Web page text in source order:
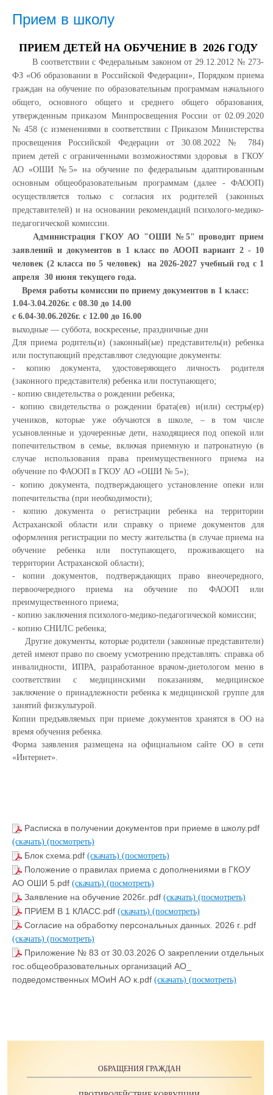
Прием в школу
ПРИЕМ ДЕТЕЙ НА ОБУЧЕНИЕ В 2026 ГОДУ
В соответствии с Федеральным законом от 29.12.2012 № 273-
ФЗ «Об образовании в Российской Федерации», Порядком приема
граждан на обучение по образовательным программам начального
общего, основного общего и среднего общего образования,
утвержденным приказом Минпросвещения России от 02.09.2020
№ 458 (с изменениями в соответствии с Приказом Министерства
просвещения Российской Федерации от 30.08.2022 № 784)
прием детей с ограниченными возможностями здоровья в ГКОУ
АО «ОШИ №5» на обучение по федеральным адаптированным
основным общеобразовательным программам (далее - ФАООП)
осуществляется только с согласия их родителей (законных
представителей) и на основании рекомендаций психолого-медико-
педагогической комиссии.
Администрация ГКОУ АО "ОШИ №5" проводит прием
заявлений и документов в 1 класс по АООП вариант 2 - 10
человек (2 класса по 5 человек) на 2026-2027 учебный год с 1
апреля 30 июня текущего года.
Время работы комиссии по приему документов в 1 класс:
1.04-3.04.2026г. с 08.30 до 14.00
с 6.04-30.06.2026г. с 12.00 до 16.00
выходные — суббота, воскресенье, праздничные дни
Для приема родитель(и) (законный(ые) представитель(и) ребенка
или поступающий представляют следующие документы:
- копию документа, удостоверяющего личность родителя
(законного представителя) ребенка или поступающего;
- копию свидетельства о рождении ребенка;
- копию свидетельства о рождении брата(ев) и(или) сестры(ер)
учеников, которые уже обучаются в школе, – в том числе
усыновленные и удочеренные дети, находящиеся под опекой или
попечительством в семье, включая приемную и патронатную (в
случае использования права преимущественного приема на
обучение по ФАООП в ГКОУ АО «ОШИ № 5»);
- копию документа, подтверждающего установление опеки или
попечительства (при необходимости);
- копию документа о регистрации ребенка на территории
Астраханской области или справку о приеме документов для
оформления регистрации по месту жительства (в случае приема на
обучение ребенка или поступающего, проживающего на
территории Астраханской области);
- копии документов, подтверждающих право внеочередного,
первоочередного приема на обучение по ФАООП или
преимущественного приема;
- копию заключения психолого-медико-педагогической комиссии;
- копию СНИЛС ребенка;
Другие документы, которые родители (законные представители)
детей имеют право по своему усмотрению представлять: справка об
инвалидности, ИПРА, разработанное врачом-диетологом меню в
соответствии с медицинскими показаниям, медицинское
заключение о принадлежности ребенка к медицинской группе для
занятий физкультурой.
Копии предъявляемых при приеме документов хранятся в ОО на
время обучения ребенка.
Форма заявления размещена на официальном сайте ОО в сети
«Интернет».
Расписка в получении документов при приеме в школу.pdf
(скачать) (посмотреть)
Блок схема.pdf (скачать) (посмотреть)
Положение о правилах приема с дополнениями в ГКОУ
АО ОШИ 5.pdf (скачать) (посмотреть)
Заявление на обучение 2026г..pdf (скачать) (посмотреть)
ПРИЕМ В 1 КЛАСС.pdf (скачать) (посмотреть)
Согласие на обработку персональных данных. 2026 г..pdf
(скачать) (посмотреть)
Приложение № 83 от 30.03.2026 О закреплении отдельных
гос.общеобразовательных организаций АО_
подведомственных МОиН АО к.pdf (скачать) (посмотреть)
ОБРАЩЕНИЯ ГРАЖДАН